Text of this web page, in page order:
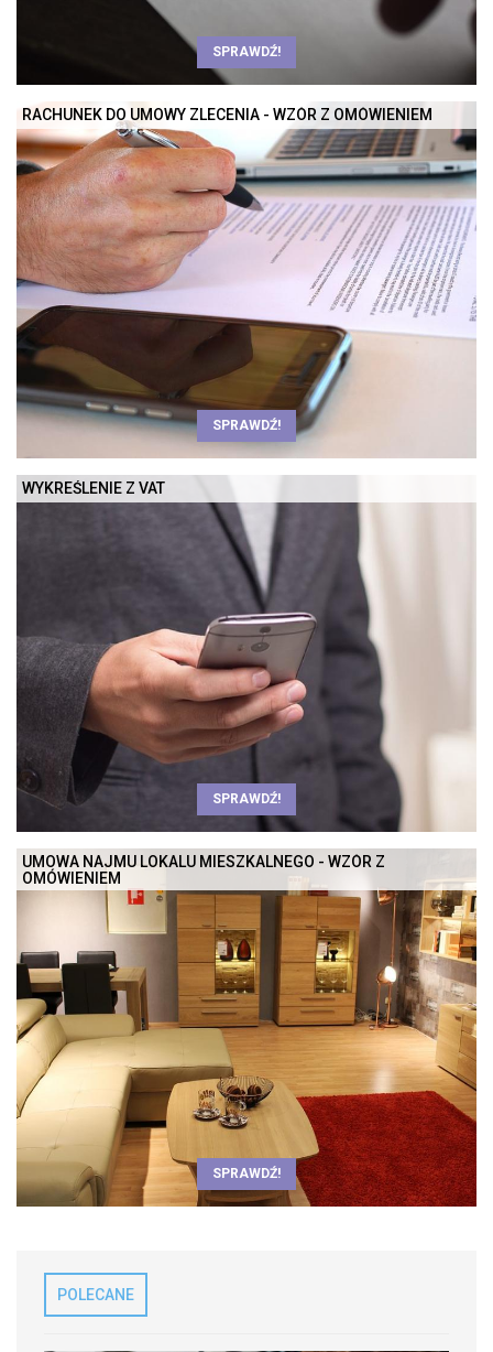
SPRAWDŹ!
RACHUNEK DO UMOWY ZLECENIA - WZÓR Z OMÓWIENIEM
SPRAWDŹ!
WYKREŚLENIE Z VAT
SPRAWDŹ!
UMOWA NAJMU LOKALU MIESZKALNEGO - WZÓR Z
OMÓWIENIEM
SPRAWDŹ!
POLECANE